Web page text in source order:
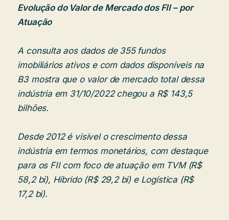
Evolução do Valor de Mercado dos FII – por
Atuação
A consulta aos dados de 355 fundos
imobiliários ativos e com dados disponíveis na
B3 mostra que o valor de mercado total dessa
indústria em 31/10/2022 chegou a R$ 143,5
bilhões.
Desde 2012 é visível o crescimento dessa
indústria em termos monetários, com destaque
para os FII com foco de atuação em TVM (R$
58,2 bi), Híbrido (R$ 29,2 bi) e Logística (R$
17,2 bi).